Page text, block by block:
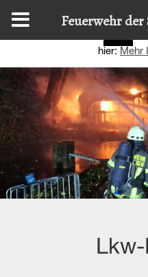
Diese Website nutzt
hier: Mehr
Feuerwehr